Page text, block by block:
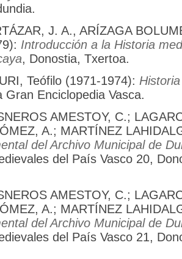
J. A., ARÍZAGA
Introducción a la Historia
, Donostia, Txertoa.
Teófilo (1971-1974):
Gran Enciclopedia Vasca.
AMESTOY, C.;
A.; MARTÍNEZ
del Archivo Municipal de
del País Vasco 20,
AMESTOY, C.;
A.; MARTÍNEZ
del Archivo Municipal de
del País Vasco 21,